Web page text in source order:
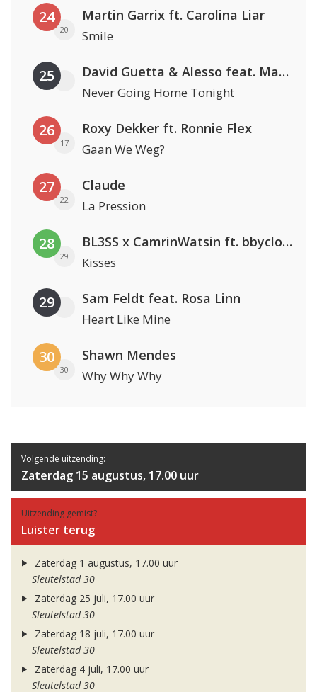
24
20
Martin Garrix ft. Carolina Liar
Smile
25 David Guetta & Alesso feat. Madison Love
Never Going Home Tonight
26
17
Roxy Dekker ft. Ronnie Flex
Gaan We Weg?
27
22
Claude
La Pression
28
29
BL3SS x CamrinWatsin ft. bbyclose
Kisses
29 Sam Feldt feat. Rosa Linn
Heart Like Mine
30
30
Shawn Mendes
Why Why Why
Volgende uitzending:
Zaterdag 15 augustus, 17.00 uur
Uitzending gemist?
Luister terug
Zaterdag 1 augustus, 17.00 uur
Sleutelstad 30
Zaterdag 25 juli, 17.00 uur
Sleutelstad 30
Zaterdag 18 juli, 17.00 uur
Sleutelstad 30
Zaterdag 4 juli, 17.00 uur
Sleutelstad 30